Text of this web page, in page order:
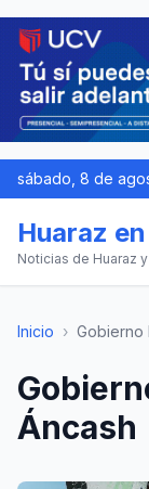
sábado, 8 de
Huaraz
Noticias de Huaraz
Inicio › Gobierno
Áncash